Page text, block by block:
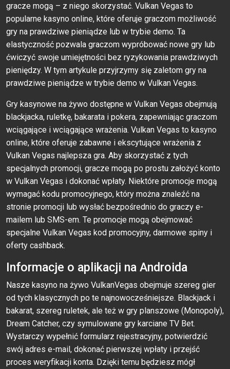
gracze mogą – z niego skorzystać. Vulkan Vegas to
popularne kasyno online, które oferuje graczom możliwość
gry na prawdziwe pieniądze lub w trybie demo. Ta
elastyczność pozwala graczom wypróbować nowe gry lub
ćwiczyć swoje umiejętności bez ryzykowania prawdziwych
pieniędzy. W tym artykule przyjrzymy się zaletom gry na
prawdziwe pieniądze w trybie demo w Vulkan Vegas.
Gry kasynowe na żywo dostępne w Vulkan Vegas obejmują
blackjacka, ruletkę, bakarata i pokera, zapewniając graczom
wciągające i wciągające wrażenia. Vulkan Vegas to kasyno
online, które oferuje zabawne i ekscytujące wrażenia z
Vulkan Vegas najlepsza gra. Aby skorzystać z tych
specjalnych promocji, gracze mogą po prostu założyć konto
w Vulkan Vegas i dokonać wpłaty. Niektóre promocje mogą
wymagać kodu promocyjnego, który można znaleźć na
stronie promocji lub wysłać bezpośrednio do graczy e-
mailem lub SMS-em. Te promocje mogą obejmować
specjalne Vulkan Vegas kod promocyjny, darmowe spiny i
oferty cashback.
Infоrmасjе о арlikасji nа Аndrоidа
Nasze kasyno na żywo VulkanVegas obejmuje szereg gier
od tych klasycznych po te najnowocześniejsze. Blackjack i
bakarat, szereg ruletek, ale też w gry planszowe (Monopoly),
Dream Catcher, czy symulowane gry karciane TV Bet.
Wystarczy wypełnić formularz rejestracyjny, potwierdzić
swój adres e-mail, dokonać pierwszej wpłaty i przejść
proces weryfikacji konta. Dzięki temu będziesz mógł